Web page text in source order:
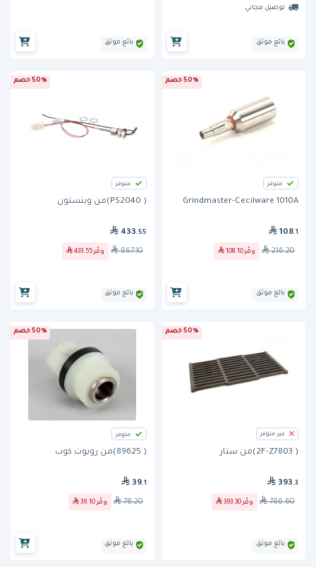
توصيل مجاني
بائع موثق بائع موثق
50% خصم
متوفر
Grindmaster-Cecilware 1010A
108.1
216.20 وفّر 108.10
بائع موثق
50% خصم
متوفر
( PS2040)من وينستون
433 .55
867.10 وفّر 433.55
بائع موثق
50% خصم
غير متوفر
( 2F-Z7803)من ستار
393 .3
786.60 وفّر 393.30
بائع موثق
50% خصم
متوفر
( 89625)من روبوت كوب
39.1
78.20 وفّر 39.10
بائع موثق